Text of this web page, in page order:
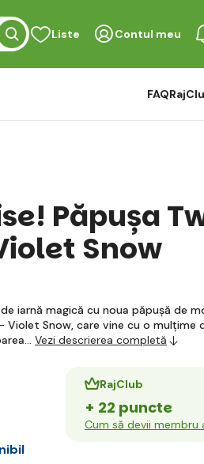
Liste Contul meu
FAQ
Păpușa
Snow
iarnă magică cu noua păpușă de
Violet Snow, care vine cu o mulțime
Vezi descrierea completă
RajClub
+ 22 puncte
Cum să devii membru